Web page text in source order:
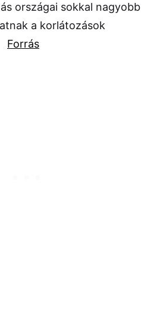
országai sokkal nagyobb
a korlátozások
Forrás